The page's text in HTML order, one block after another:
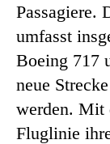
Passagiere.
umfasst
Boeing 717
neue
werden. Mit
Fluglinie